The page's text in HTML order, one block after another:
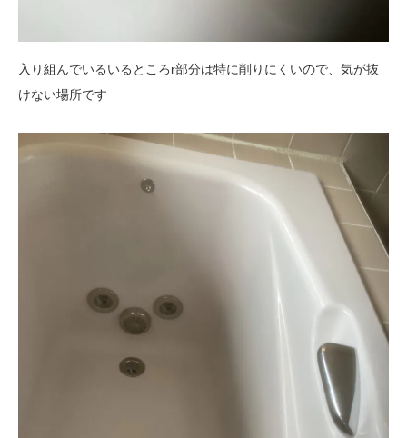
入り組んでいるいるところr部分は特に削りにくいので、気が抜
けない場所です